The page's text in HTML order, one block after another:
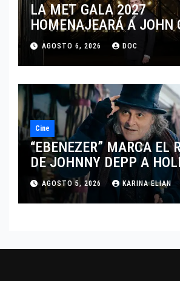
LA MET GALA 2027
HOMENAJEARÁ A JOHN
MARCANDO EL
DEL DRAMATISMO
AGOSTO 6, 2026 DOC
Cine
“EBENEZER” MARCA EL
DE JOHNNY DEPP A
TRAS SU PASO POR EL
INDEPENDIENTE EUROPEO
AGOSTO 5, 2026 KARINA ELIAN